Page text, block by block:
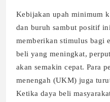
Kebijakan upah minimum
dan buruh sambut positif
memberikan stimulus bagi
beli yang meningkat,
akan semakin cepat. Para
menengah (UKM) juga
Ketika daya beli